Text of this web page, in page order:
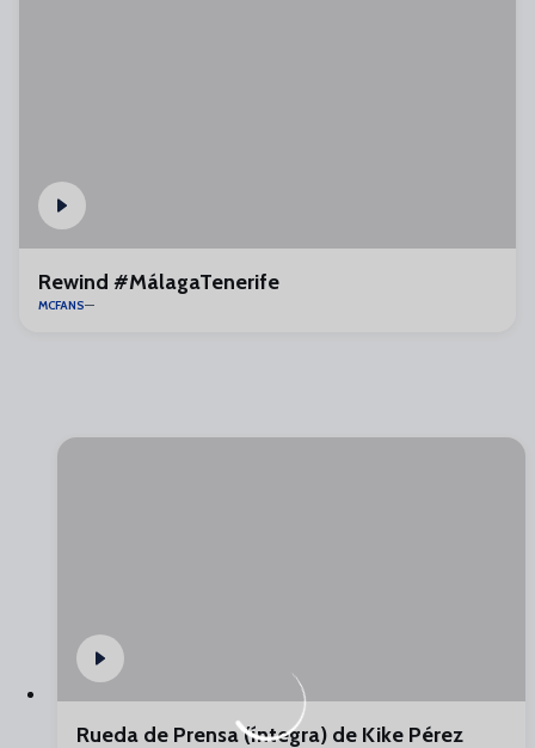
Rewind #MálagaTenerife
MCFANS
Rueda de Prensa (íntegra) de Kike Pérez